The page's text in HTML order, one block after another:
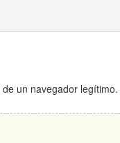
un navegador legítimo.